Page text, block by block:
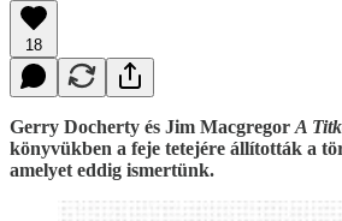
18
Gerry Docherty és Jim Macgregor A
könyvükben a feje tetejére állították a
amelyet eddig ismertünk.